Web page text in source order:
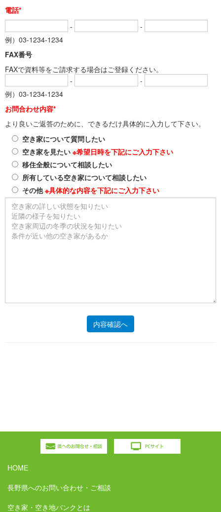
電話*
-
-
例）03-1234-1234
FAX番号
FAXで資料等をご請求する場合はご登録ください。
-
-
例）03-1234-1234
お問合わせ内容*
より良いご返答のために、できるだけ具体的に入力して下さい。
空き家について質問したい
空き家を見たい ※希望日時を下記にご入力下さい
移住全般について相談したい
所有している空き家について相談したい
その他※具体的な内容を下記にご入力下さい
HOME
長野県へのお問い合わせ・ご相談
空き家・空き地バンクとは